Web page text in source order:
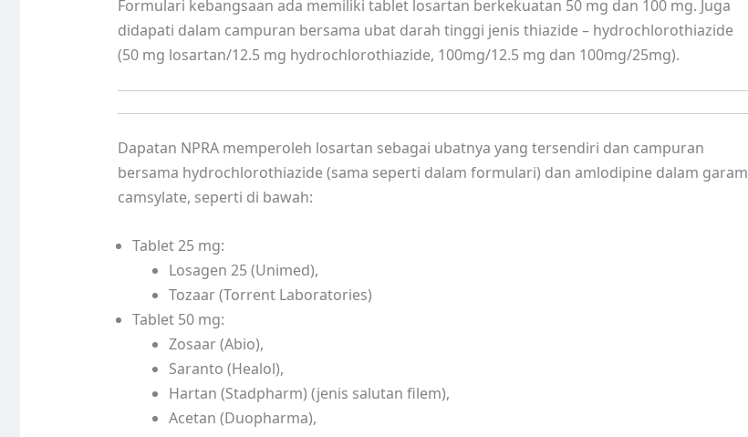
Formulari kebangsaan ada memiliki tablet losartan berkekuatan 50 mg dan 100 mg. Juga
didapati dalam campuran bersama ubat darah tinggi jenis thiazide – hydrochlorothiazide
(50 mg losartan/12.5 mg hydrochlorothiazide, 100mg/12.5 mg dan 100mg/25mg).
Dapatan NPRA memperoleh losartan sebagai ubatnya yang tersendiri dan campuran
bersama hydrochlorothiazide (sama seperti dalam formulari) dan amlodipine dalam garam
camsylate, seperti di bawah:
Tablet 25 mg:
Losagen 25 (Unimed),
Tozaar (Torrent Laboratories)
Tablet 50 mg:
Zosaar (Abio),
Saranto (Healol),
Hartan (Stadpharm) (jenis salutan filem),
Acetan (Duopharma),